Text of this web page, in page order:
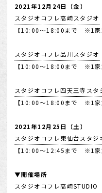
2021年12月24日（金）
スタジオコフレ高崎スタジオ
【10:00～18:00まで ※1家
スタジオコフレ品川スタジオ
【10:00～18:00まで ※1家
スタジオコフレ四天王寺スタ
【10:00～18:00まで ※1家
2021年12月25日（土）
スタジオコフレ東仙台スタジ
【10:00～12:45まで ※1家
▼開催場所
スタジオコフレ高崎STUDIO